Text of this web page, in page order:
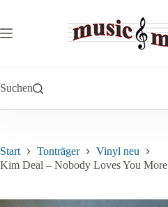
springen
Suchen
Start Tonträger
Vinyl neu
Kim Deal – Nobody Loves You More